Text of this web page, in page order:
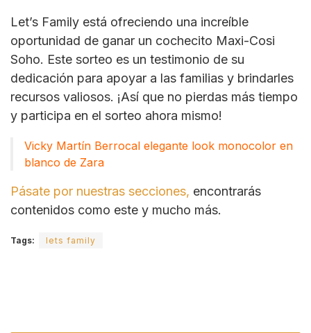
Let’s Family está ofreciendo una increíble
oportunidad de ganar un cochecito Maxi-Cosi
Soho. Este sorteo es un testimonio de su
dedicación para apoyar a las familias y brindarles
recursos valiosos. ¡Así que no pierdas más tiempo
y participa en el sorteo ahora mismo!
Vicky Martín Berrocal elegante look monocolor en
blanco de Zara
Pásate por nuestras secciones, encontrarás
contenidos como este y mucho más.
Tags: lets family